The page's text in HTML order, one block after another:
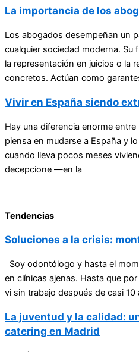
La importancia de los
Los abogados desempeñan un
cualquier sociedad moderna. Su
la representación en juicios o la
concretos. Actúan como
Vivir en España siendo
Hay una diferencia enorme
piensa en mudarse a España y
cuando lleva pocos meses
decepcione —en la
Tendencias
Soluciones a la crisis:
Soy odontólogo y hasta el
en clínicas ajenas. Hasta que
vi sin trabajo después de casi 10
La juventud y la calidad:
catering en Madrid